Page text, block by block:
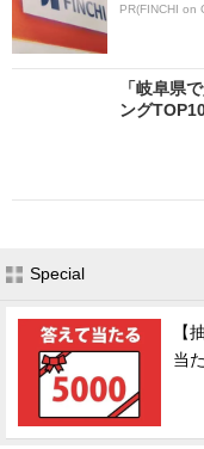
PR(FINCHI on
「岐阜県
ング
Special
【
当